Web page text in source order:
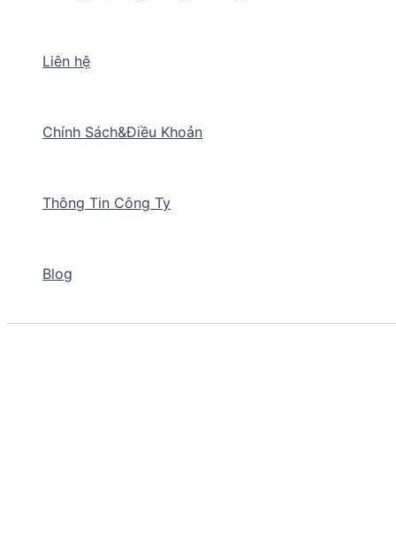
Liên hệ
Chính Sách&Điều Khoản
Thông Tin Công Ty
Blog